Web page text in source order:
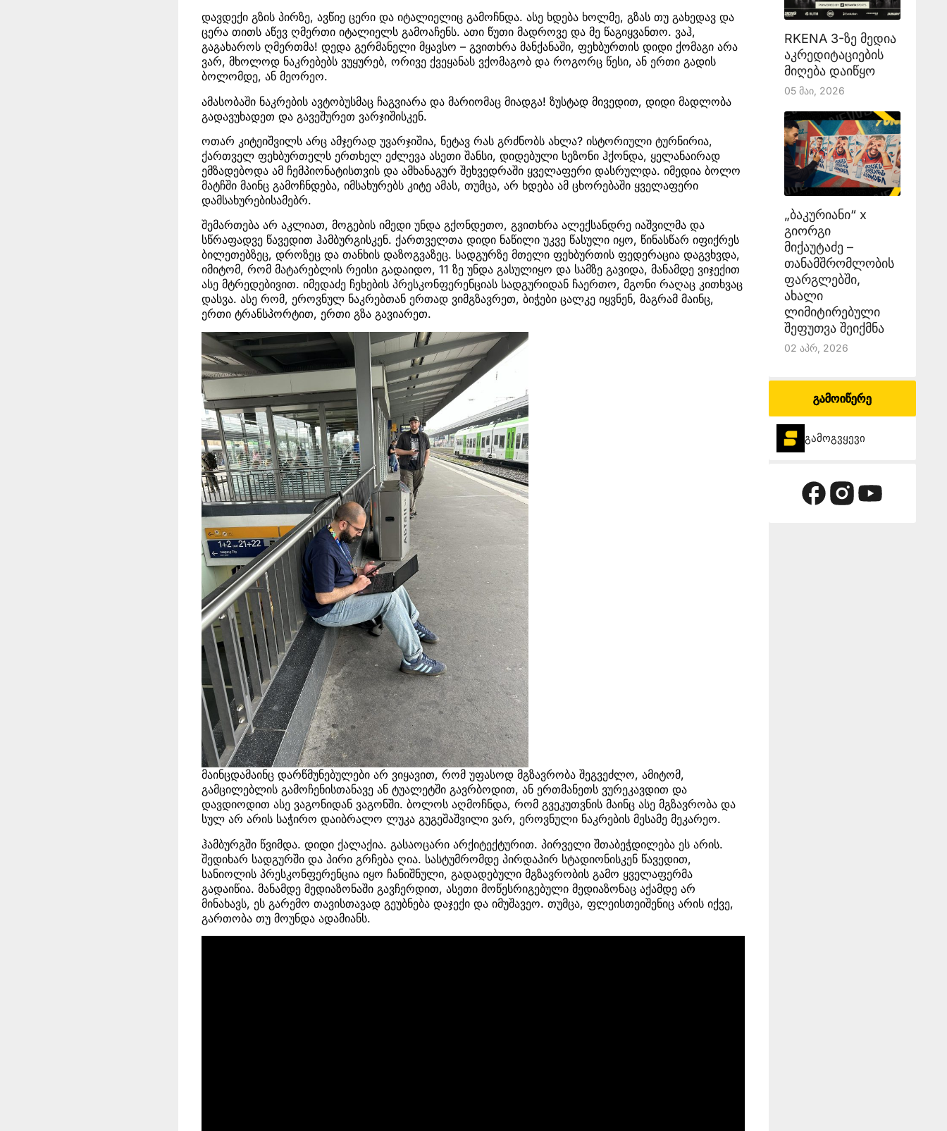
დავდექი გზის პირზე, ავწიე ცერი და იტალიელიც გამოჩნდა. ასე ხდება ხოლმე, გზას თუ გახედავ და
ცერა თითს აწევ ღმერთი იტალიელს გამოაჩენს. ათი წუთი მადროვე და მე წაგიყვანთო. ვაჰ,
გაგახაროს ღმერთმა! დედა გერმანელი მყავსო – გვითხრა მანქანაში, ფეხბურთის დიდი ქომაგი არა
ვარ, მხოლოდ ნაკრებებს ვუყურებ, ორივე ქვეყანას ვქომაგობ და როგორც წესი, ან ერთი გადის
ბოლომდე, ან მეორეო.
ამასობაში ნაკრების ავტობუსმაც ჩაგვიარა და მარიომაც მიადგა! ზუსტად მივედით, დიდი მადლობა
გადავუხადეთ და გავეშურეთ ვარჯიშისკენ.
ოთარ კიტეიშვილს არც ამჯერად უვარჯიშია, ნეტავ რას გრძნობს ახლა? ისტორიული ტურნირია,
ქართველ ფეხბურთელს ერთხელ ეძლევა ასეთი შანსი, დიდებული სეზონი ჰქონდა, ყელანაირად
ემზადებოდა ამ ჩემპიონატისთვის და ამხანაგურ შეხვედრაში ყველაფერი დასრულდა. იმედია ბოლო
მატჩში მაინც გამოჩნდება, იმსახურებს კიტე ამას, თუმცა, არ ხდება ამ ცხორებაში ყველაფერი
დამსახურებისამებრ.
შემართება არ აკლიათ, მოგების იმედი უნდა გქონდეთო, გვითხრა ალექსანდრე იაშვილმა და
სწრაფადვე წავედით ჰამბურგისკენ. ქართველთა დიდი ნაწილი უკვე წასული იყო, წინასწარ იფიქრეს
ბილეთებზეც, დროზეც და თანხის დაზოგვაზეც. სადგურზე მთელი ფეხბურთის ფედერაცია დაგვხვდა,
იმიტომ, რომ მატარებლის რეისი გადაიდო, 11 ზე უნდა გასულიყო და სამზე გავიდა, მანამდე ვიჯექით
ასე მტრედებივით. იმედაძე ჩეხების პრესკონფერენციას სადგურიდან ჩაერთო, მგონი რაღაც კითხვაც
დასვა. ასე რომ, ეროვნულ ნაკრებთან ერთად ვიმგზავრეთ, ბიჭები ცალკე იყვნენ, მაგრამ მაინც,
ერთი ტრანსპორტით, ერთი გზა გავიარეთ.
მაინცდამაინც დარწმუნებულები არ ვიყავით, რომ უფასოდ მგზავრობა შეგვეძლო, ამიტომ,
გამცილებლის გამოჩენისთანავე ან ტუალეტში გავრბოდით, ან ერთმანეთს ვურეკავდით და
დავდიოდით ასე ვაგონიდან ვაგონში. ბოლოს აღმოჩნდა, რომ გვეკუთვნის მაინც ასე მგზავრობა და
სულ არ არის საჭირო დაიბრალო ლუკა გუგეშაშვილი ვარ, ეროვნული ნაკრების მესამე მეკარეო.
ჰამბურგში წვიმდა. დიდი ქალაქია. გასაოცარი არქიტექტურით. პირველი შთაბეჭდილება ეს არის.
შედიხარ სადგურში და პირი გრჩება ღია. სასტუმრომდე პირდაპირ სტადიონისკენ წავედით,
სანიოლის პრესკონფერენცია იყო ჩანიშნული, გადადებული მგზავრობის გამო ყველაფერმა
გადაიწია. მანამდე მედიაზონაში გავჩერდით, ასეთი მოწესრიგებული მედიაზონაც აქამდე არ
მინახავს, ეს გარემო თავისთავად გეუბნება დაჯექი და იმუშავეო. თუმცა, ფლეისთეიშენიც არის იქვე,
გართობა თუ მოუნდა ადამიანს.
RKENA 3-ზე მედია
აკრედიტაციების
მიღება დაიწყო
05 Მაი, 2026
„ბაკურიანი“ x
გიორგი
მიქაუტაძე –
თანამშრომლობის
ფარგლებში,
ახალი
ლიმიტირებული
შეფუთვა შეიქმნა
02 Აპრ, 2026
გამოიწერე
გამოგვყევი